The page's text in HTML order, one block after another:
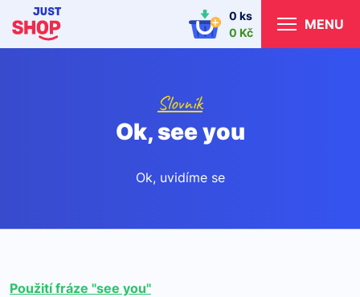
0 ks
0 Kč
MENU
Slovník
Ok, see you
Ok, uvidíme se
Použití fráze "see you"